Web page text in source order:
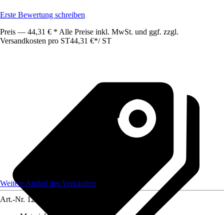
Erste Bewertung schreiben
Preis — 44,31 € * Alle Preise inkl. MwSt. und ggf. zzgl.
Versandkosten pro ST44,31 €*/ ST
Weitere Artikel des Verkäufers
Art.-Nr. 12584497